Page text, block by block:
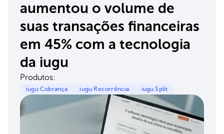
aumentou o volume de
suas transações financeiras
em 45% com a tecnologia
da iugu
Produtos:
iugu Cobrança iugu Recorrência iugu Split